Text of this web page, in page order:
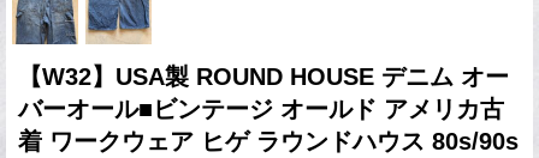
【W32】USA製 ROUND HOUSE デニム オー
バーオール■ビンテージ オールド アメリカ古
着 ワークウェア ヒゲ ラウンドハウス 80s/90s